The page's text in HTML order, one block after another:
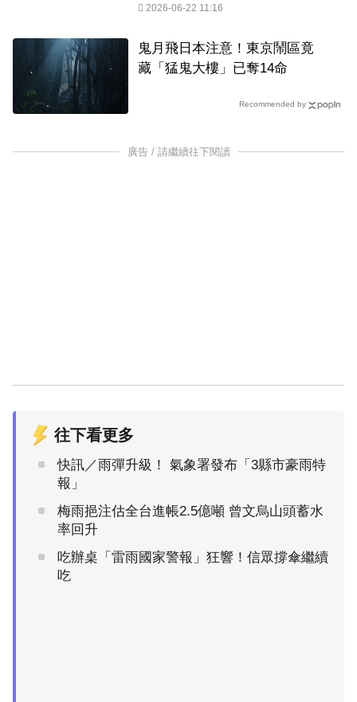
2026-06-22 11:16
鬼月飛日本注意！東京鬧區竟
藏「猛鬼大樓」已奪14命
Recommended by
廣告 / 請繼續往下閱讀
往下看更多
快訊／雨彈升級！ 氣象署發布「3縣市豪雨特
報」
梅雨挹注估全台進帳2.5億噸 曾文烏山頭蓄水
率回升
吃辦桌「雷雨國家警報」狂響！信眾撐傘繼續
吃